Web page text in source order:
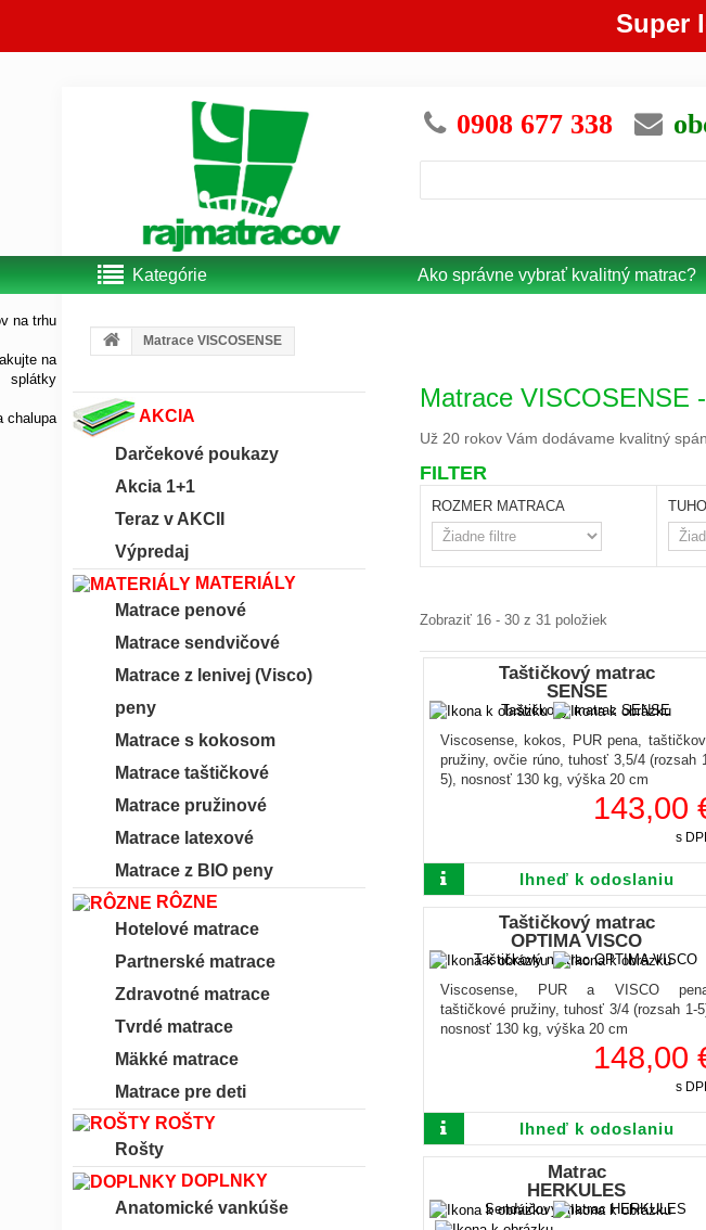
Super
0908 677 338
Kategórie Ako správne vybrať kvalitný matrac?
Matrace VISCOSENSE
AKCIA
Darčekové poukazy
Akcia 1+1
Teraz v AKCII
Výpredaj
MATERIÁLY
Matrace penové
Matrace sendvičové
Matrace z lenivej (Visco)
peny
Matrace s kokosom
Matrace taštičkové
Matrace pružinové
Matrace latexové
Matrace z BIO peny
RÔZNE
Hotelové matrace
Partnerské matrace
Zdravotné matrace
Tvrdé matrace
Mäkké matrace
Matrace pre deti
ROŠTY
Rošty
DOPLNKY
Anatomické vankúše
Matrace VISCOSENSE
Už 20 rokov Vám dodávame kvalitný
FILTER
ROZMER MATRACA
Zobraziť 16 - 30 z 31 položiek
Taštičkový matrac
SENSE
Viscosense, kokos, PUR pena,
pružiny, ovčie rúno, tuhosť 3,5/4 (rozsah
5), nosnosť 130 kg, výška 20 cm
143,00
s
Ihneď k odoslaniu
Taštičkový matrac
OPTIMA VISCO
Viscosense, PUR a VISCO
taštičkové pružiny, tuhosť 3/4 (rozsah 1-
nosnosť 130 kg, výška 20 cm
148,00
s
Ihneď k odoslaniu
Matrac
HERKULES